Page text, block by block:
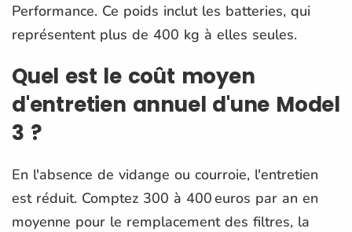
Performance. Ce poids inclut les batteries, qui
représentent plus de 400 kg à elles seules.
Quel est le coût moyen
d'entretien annuel d'une Model
3 ?
En l'absence de vidange ou courroie, l'entretien
est réduit. Comptez 300 à 400 euros par an en
moyenne pour le remplacement des filtres, la